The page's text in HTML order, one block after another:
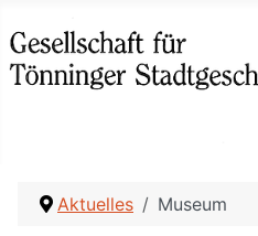
Aktuelles Museum